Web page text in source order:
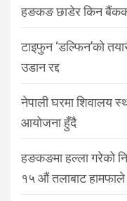
हङकङ छाडेर किन बैंकक
टाइफुन ‘डल्फिन’को
उडान रद्द
नेपाली घरमा शिवालय
आयोजना हुँदै
हङकङमा हल्ला गरेको
१५ औं तलाबाट हामफाले